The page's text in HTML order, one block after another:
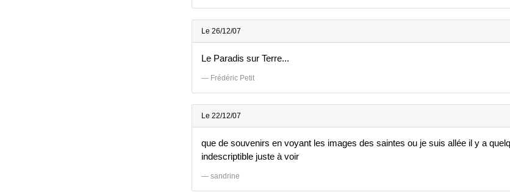
Le 26/12/07
Le Paradis sur Terre...
Frédéric Petit
Le 22/12/07
que de souvenirs en voyant les images des saintes ou je suis allée il y a
indescriptible juste à voir
sandrine